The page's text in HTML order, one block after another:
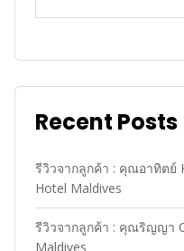
Recent Posts
รีวิวจากลูกค้า : คุณอาทิตย์
Hotel Maldives
รีวิวจากลูกค้า : คุณริญญา
Maldives